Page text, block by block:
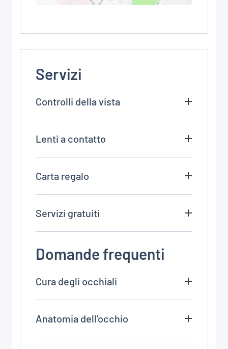
Servizi
Controlli della vista
Lenti a contatto
Carta regalo
Servizi gratuiti
Domande frequenti
Cura degli occhiali
Anatomia dell'occhio